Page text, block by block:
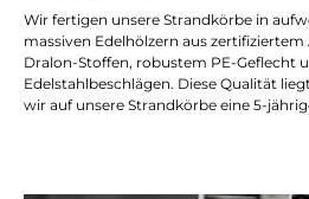
Wir fertigen unsere Strandkörbe in
massiven Edelhölzern aus
Dralon-Stoffen, robustem PE-Geflecht
Edelstahlbeschlägen. Diese Qualität
wir auf unsere Strandkörbe eine 5-